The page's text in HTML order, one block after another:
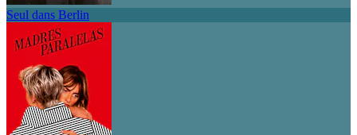
Seul dans Berlin